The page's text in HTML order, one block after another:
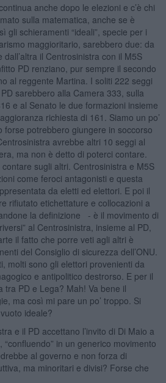
anche dopo le elezioni e c’è chi
sulla matematica, anche se è
gli schieramenti “ideali”, specie per i
maggioritario, sarebbero due: da
il Centrosinistra con il M5S
PD renziano, pur sempre il secondo
al reggente Martina. I soliti 222 seggi
sarebbero alla Camera 333, sulla
e al Senato le due formazioni insieme
richiesta di 161. Siamo un po’
forse potrebbero giungere in soccorso
avrebbe altri 10 seggi al
ma non è detto di poterci contare.
sugli altri. Centrosinistra e M5S
come feroci antagonisti e questa
da eletti ed elettori. E poi il
rifiutato etichettature e collocazioni a
la definizione - è il movimento di
al Centrosinistra, insieme al PD,
il fatto che porre veti agli altri è
del Consiglio di sicurezza dell’ONU.
molti sono gli elettori provenienti da
e antipolitico destrorso. E per il
tra PD e Lega? Mah! Va bene il
ma così mi pare un po’ troppo. Si
ideale?
e il PD accettano l’invito di Di Maio a
“confluendo” in un generico movimento
al governo e non forza di
ma minoritari e divisi? Forse che